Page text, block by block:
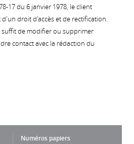
17 du 6 janvier 1978, le client
droit d'accès et de rectification.
suffit de modifier ou supprimer
contact avec la rédaction du
Numéros papiers